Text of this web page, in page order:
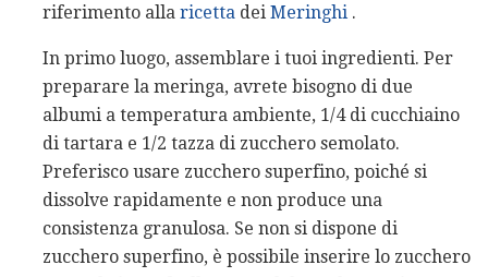
riferimento alla ricetta dei Meringhi .
In primo luogo, assemblare i tuoi ingredienti. Per
preparare la meringa, avrete bisogno di due
albumi a temperatura ambiente, 1/4 di cucchiaino
di tartara e 1/2 tazza di zucchero semolato.
Preferisco usare zucchero superfino, poiché si
dissolve rapidamente e non produce una
consistenza granulosa. Se non si dispone di
zucchero superfino, è possibile inserire lo zucchero